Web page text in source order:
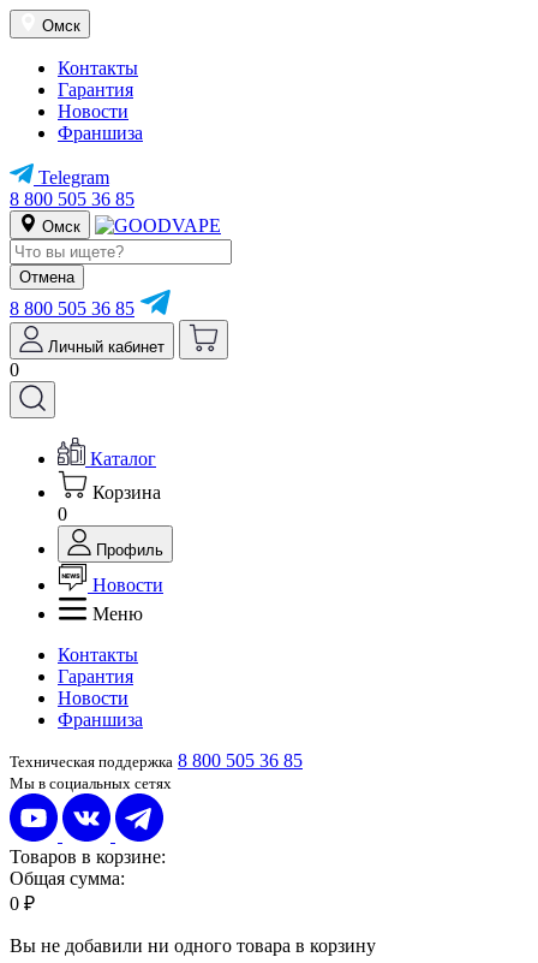
Омск
Контакты
Гарантия
Новости
Франшиза
Telegram
8 800 505 36 85
Омск
Отмена
8 800 505 36 85
Личный кабинет
0
Каталог
Корзина
0
Профиль
Новости
Меню
Контакты
Гарантия
Новости
Франшиза
Техническая поддержка 8 800 505 36 85
Мы в социальных сетях
Товаров в корзине:
Общая сумма:
0 ₽
Вы не добавили ни одного товара в корзину